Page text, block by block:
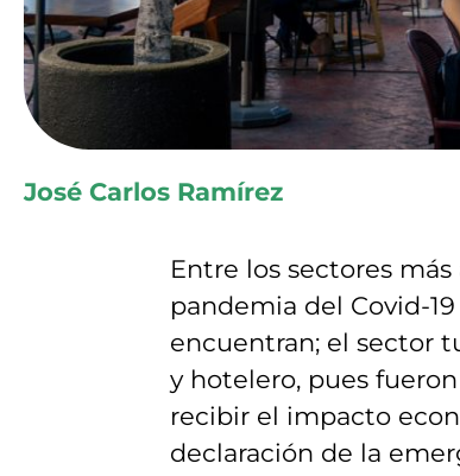
José Carlos Ramírez
Entre los sectores
pandemia del Covid-
encuentran; el sector
y hotelero, pues
recibir el impacto
declaración de la